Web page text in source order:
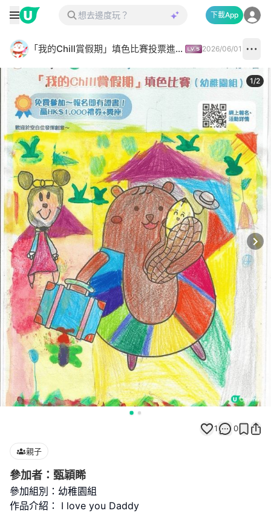
下載App
「我的Chill賞假期」填色比賽投票進行中✅ 2026/06/01
1/2
1 0
親子
參加者：甄穎睎
參加組別：幼稚園組
作品介紹： I love you Daddy